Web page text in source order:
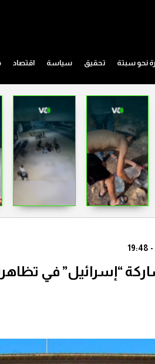
نحو سبتة تحقيق سياسة اقتصاد
“إسرائيل” في تظاهرة